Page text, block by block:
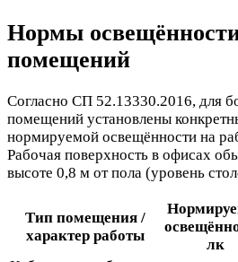
Нормы
помещений
Согласно СП 52.13330.2016, для
помещений установлены
нормируемой освещённости на
Рабочая поверхность в офисах
высоте 0,8 м от пола (уровень
Тип помещения /
характер работы
лк